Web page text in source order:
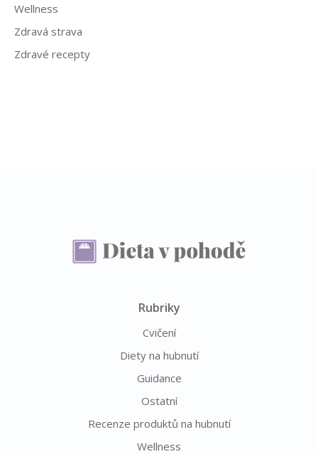
Wellness
Zdravá strava
Zdravé recepty
Rubriky
Cvičení
Diety na hubnutí
Guidance
Ostatní
Recenze produktů na hubnutí
Wellness